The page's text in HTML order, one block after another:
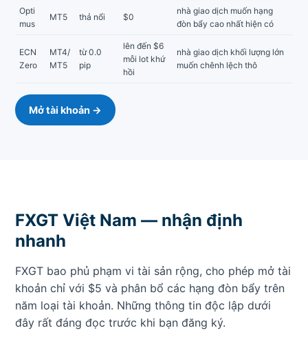
Opti
mus
MT5 thả nổi $0
nhà giao dịch muốn hạng
đòn bẩy cao nhất hiện có
ECN
Zero
MT4/
MT5
từ 0.0
pip
lên đến $6
mỗi lot khứ
hồi
nhà giao dịch khối lượng lớn
muốn chênh lệch thô
Mở tài khoản →
FXGT Việt Nam — nhận định
nhanh
FXGT bao phủ phạm vi tài sản rộng, cho phép mở tài
khoản chỉ với $5 và phân bổ các hạng đòn bẩy trên
năm loại tài khoản. Những thông tin độc lập dưới
đây rất đáng đọc trước khi bạn đăng ký.